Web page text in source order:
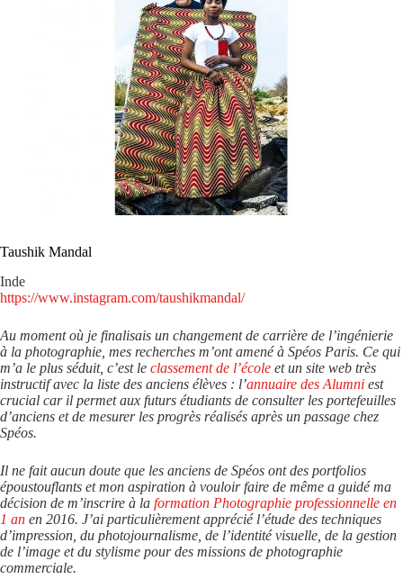
Taushik Mandal
Inde
https://www.instagram.com/taushikmandal/
Au moment où je finalisais un changement de carrière de l’ingénierie
à la photographie, mes recherches m’ont amené à Spéos Paris. Ce qui
m’a le plus séduit, c’est le classement de l’école et un site web très
instructif avec la liste des anciens élèves : l’annuaire des Alumni est
crucial car il permet aux futurs étudiants de consulter les portefeuilles
d’anciens et de mesurer les progrès réalisés après un passage chez
Spéos.
Il ne fait aucun doute que les anciens de Spéos ont des portfolios
époustouflants et mon aspiration à vouloir faire de même a guidé ma
décision de m’inscrire à la formation Photographie professionnelle en
1 an en 2016. J’ai particulièrement apprécié l’étude des techniques
d’impression, du photojournalisme, de l’identité visuelle, de la gestion
de l’image et du stylisme pour des missions de photographie
commerciale.